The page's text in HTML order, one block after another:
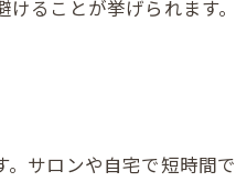
術
維持
ることが挙げられます
サロンや自宅で短時間